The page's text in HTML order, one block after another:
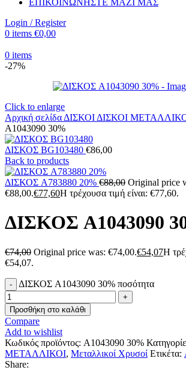
ΕΠΙΚΟΙΝΩΝΗΣΤΕ ΜΑΖΙ ΜΑΣ
Login / Register
0 items €0,00
0 items
-27%
Click to enlarge
Αρχική σελίδα ΔΙΣΚΟΙ ΔΙΣΚΟΙ
A1043090 30%
ΔΙΣΚΟΣ BG103480 €86,00
Back to products
ΔΙΣΚΟΣ A783880 20% €88,00 Original price
€88,00.€77,60Η τρέχουσα τιμή είναι: €77,60.
ΔΙΣΚΟΣ A1043090
€74,00 Original price was: €74,00.€54,07Η
€54,07.
ΔΙΣΚΟΣ A1043090 30% ποσότητα
Προσθήκη στο καλάθι
Compare
Add to wishlist
Κωδικός προϊόντος: A1043090 30%
ΜΕΤΑΛΛΙΚΟΙ, Μεταλλικοί Χρυσοί Ετικέτα:
Share: